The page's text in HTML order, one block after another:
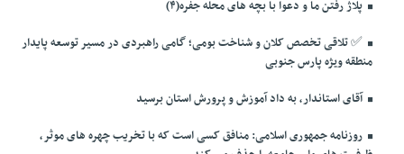
پلاژ رفتن ما و دعوا با بچه های محله جفره(۴)
✅️ تلاقی تخصص کلان و شناخت بومی؛ گامی راهبردی در مسیر توسعه پایدار
منطقه ویژه پارس جنوبی
آقای استاندار، به داد آموزش و پرورش استان برسید
روزنامه جمهوری اسلامی: منافق کسی است که با تخریب چهره های موثر،